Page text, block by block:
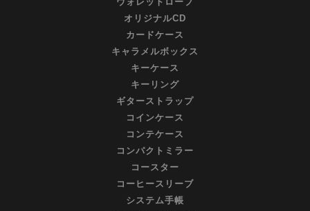
オリジナルCD
カードケース
キャラメルボックス
キーケース
キーリング
ギターストラップ
コインケース
コンテケース
コンパクトミラー
コースター
コーヒースリーブ
システム手帳